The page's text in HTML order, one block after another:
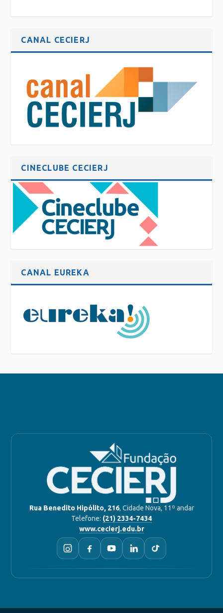
CANAL CECIERJ
CINECLUBE CECIERJ
CANAL EUREKA
Rua Benedito Hipólito, 216, Cidade Nova, 11º andar
Telefone: (21) 2334-7434
www.cecierj.edu.br